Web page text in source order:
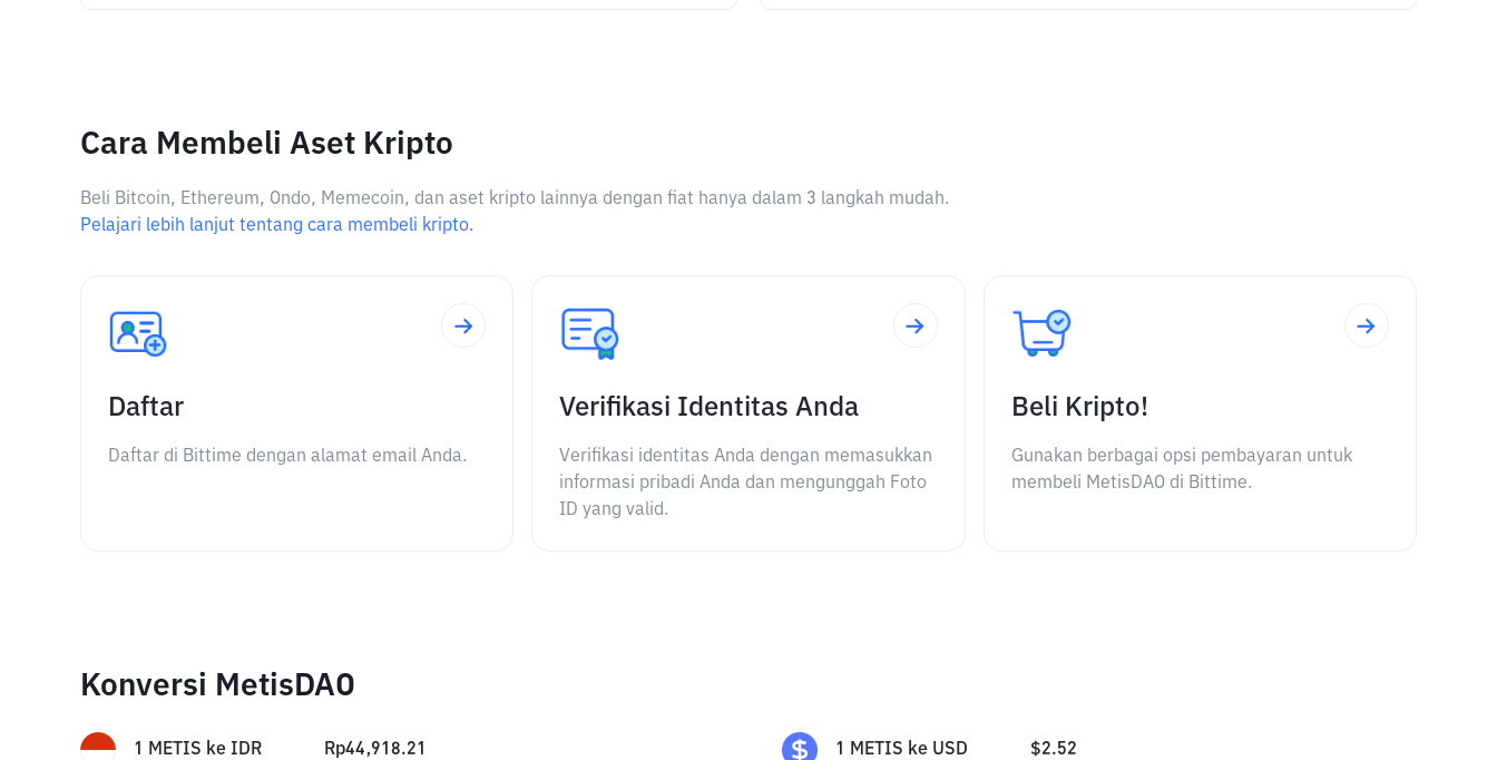
Cara Membeli Aset Kripto
Beli Bitcoin, Ethereum, Ondo, Memecoin, dan aset kripto lainnya dengan fiat hanya dalam 3 langkah mudah.
Pelajari lebih lanjut tentang cara membeli kripto.
Daftar
Daftar di Bittime dengan alamat email Anda.
Verifikasi Identitas Anda
Verifikasi identitas Anda dengan memasukkan
informasi pribadi Anda dan mengunggah Foto
ID yang valid.
Beli Kripto!
Gunakan berbagai opsi pembayaran untuk
membeli MetisDAO di Bittime.
Konversi MetisDAO
1 METIS ke IDR Rp44,918.21 1 METIS ke USD $2.52